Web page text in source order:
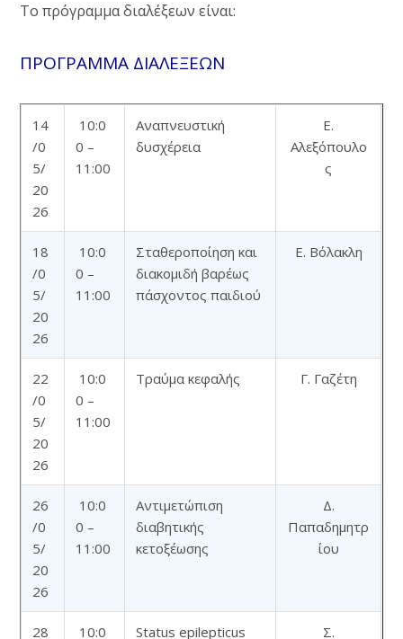
Το πρόγραμμα διαλέξεων είναι:
ΠΡΟΓΡΑΜΜΑ ΔΙΑΛΕΞΕΩΝ
14
/0
5/
20
26
10:0
0 –
11:00
Αναπνευστική
δυσχέρεια
Ε.
Αλεξόπουλο
ς
18
/0
5/
20
26
10:0
0 –
11:00
Σταθεροποίηση και
διακομιδή βαρέως
πάσχοντος παιδιού
Ε. Βόλακλη
22
/0
5/
20
26
10:0
0 –
11:00
Τραύμα κεφαλής Γ. Γαζέτη
26
/0
5/
20
26
10:0
0 –
11:00
Αντιμετώπιση
διαβητικής
κετοξέωσης
Δ.
Παπαδημητρ
ίου
28
10:0
Status epilepticus
Σ.